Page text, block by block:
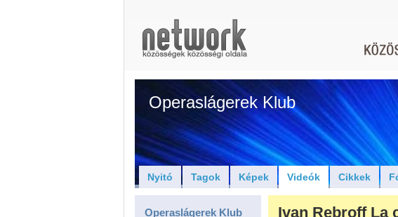
Operaslágerek Klub
Nyitó Tagok Képek Videók Cikkek
Operaslágerek Klub
Ivan Rebroff La